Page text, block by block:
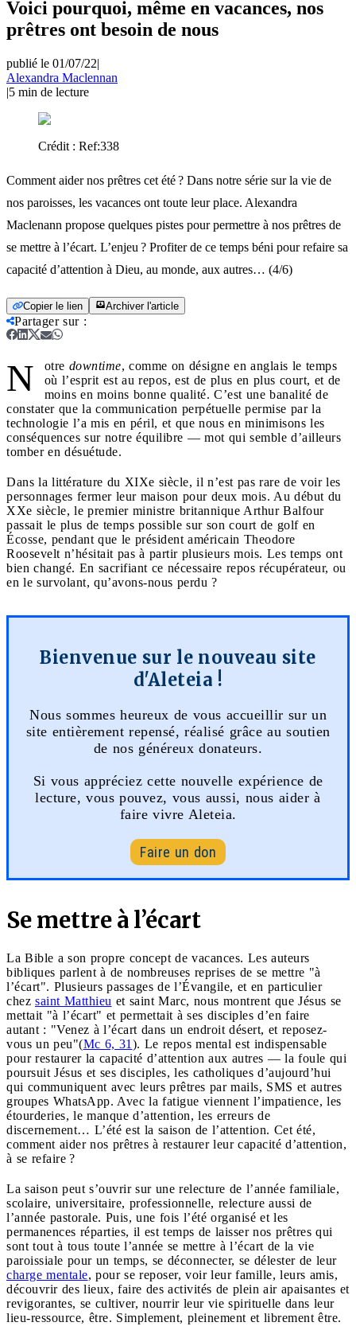
Voici pourquoi, même en vacances, nos
prêtres ont besoin de nous
publié le 01/07/22|
Alexandra Maclennan
|5 min de lecture
Crédit : Ref:338
Comment aider nos prêtres cet été ? Dans notre série sur la vie de
nos paroisses, les vacances ont toute leur place. Alexandra
Maclenann propose quelques pistes pour permettre à nos prêtres de
se mettre à l’écart. L’enjeu ? Profiter de ce temps béni pour refaire sa
capacité d’attention à Dieu, au monde, aux autres… (4/6)
Copier le lien Archiver l'article
Partager sur:
N otre downtime, comme on désigne en anglais le temps
où l’esprit est au repos, est de plus en plus court, et de
moins en moins bonne qualité. C’est une banalité de
constater que la communication perpétuelle permise par la
technologie l’a mis en péril, et que nous en minimisons les
conséquences sur notre équilibre — mot qui semble d’ailleurs
tomber en désuétude.
Dans la littérature du XIXe siècle, il n’est pas rare de voir les
personnages fermer leur maison pour deux mois. Au début du
XXe siècle, le premier ministre britannique Arthur Balfour
passait le plus de temps possible sur son court de golf en
Écosse, pendant que le président américain Theodore
Roosevelt n’hésitait pas à partir plusieurs mois. Les temps ont
bien changé. En sacrifiant ce nécessaire repos récupérateur, ou
en le survolant, qu’avons-nous perdu ?
Bienvenue sur le nouveau site
d'Aleteia !
Nous sommes heureux de vous accueillir sur un
site entièrement repensé, réalisé grâce au soutien
de nos généreux donateurs.
Si vous appréciez cette nouvelle expérience de
lecture, vous pouvez, vous aussi, nous aider à
faire vivre Aleteia.
Faire un don
Se mettre à l’écart
La Bible a son propre concept de vacances. Les auteurs
bibliques parlent à de nombreuses reprises de se mettre "à
l’écart". Plusieurs passages de l’Évangile, et en particulier
chez saint Matthieu et saint Marc, nous montrent que Jésus se
mettait "à l’écart" et permettait à ses disciples d’en faire
autant : "Venez à l’écart dans un endroit désert, et reposez-
vous un peu"(Mc 6, 31 ). Le repos mental est indispensable
pour restaurer la capacité d’attention aux autres — la foule qui
poursuit Jésus et ses disciples, les catholiques d’aujourd’hui
qui communiquent avec leurs prêtres par mails, SMS et autres
groupes WhatsApp. Avec la fatigue viennent l’impatience, les
étourderies, le manque d’attention, les erreurs de
discernement… L’été est la saison de l’attention. Cet été,
comment aider nos prêtres à restaurer leur capacité d’attention,
à se refaire ?
La saison peut s’ouvrir sur une relecture de l’année familiale,
scolaire, universitaire, professionnelle, relecture aussi de
l’année pastorale. Puis, une fois l’été organisé et les
permanences réparties, il est temps de laisser nos prêtres qui
sont tout à tous toute l’année se mettre à l’écart de la vie
paroissiale pour un temps, se déconnecter, se délester de leur
charge mentale, pour se reposer, voir leur famille, leurs amis,
découvrir des lieux, faire des activités de plein air apaisantes et
revigorantes, se cultiver, nourrir leur vie spirituelle dans leur
lieu-ressource, être. Simplement, pleinement et librement être.